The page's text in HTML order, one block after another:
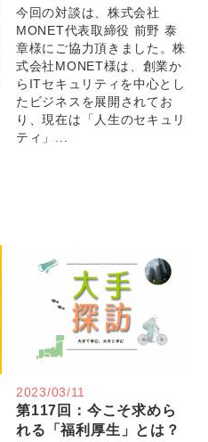
今回の対談は、株式会社
MONET代表取締役 前野 泰
章様にご協力頂きました。株
式会社MONET様は、創業か
らITセキュリティを中心とし
たビジネスを展開されてお
り、現在は「人生のセキュリ
ティ」...
2023/03/11
第117回：今こそ求めら
れる「福利厚生」とは？